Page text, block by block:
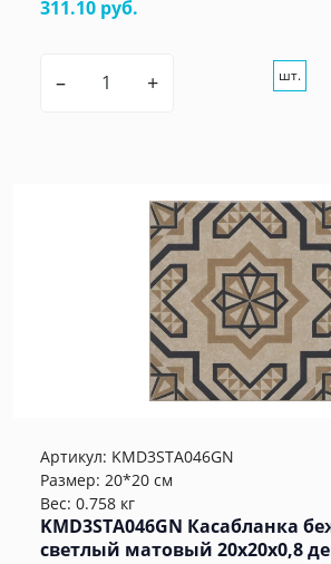
311.10 руб.
– + шт.
Артикул: KMD3STA046GN
Размер: 20*20 см
Вес: 0.758 кг
KMD3STA046GN Касабланка
светлый матовый 20x20x0,8